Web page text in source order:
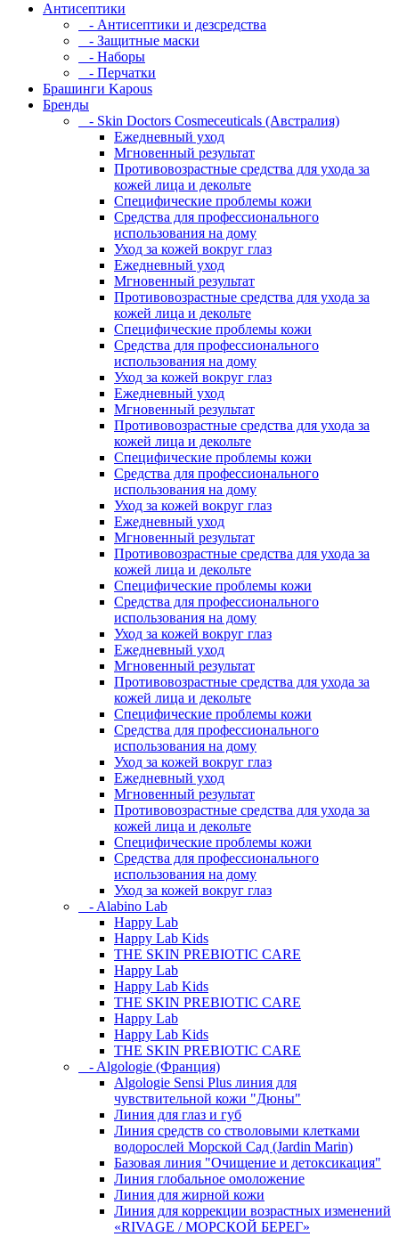
Антисептики
- Антисептики и дезсредства
- Защитные маски
- Наборы
- Перчатки
Брашинги Kapous
Бренды
- Skin Doctors Cosmeceuticals (Австралия)
Ежедневный уход
Мгновенный результат
Противовозрастные средства для ухода за
кожей лица и декольте
Специфические проблемы кожи
Средства для профессионального
использования на дому
Уход за кожей вокруг глаз
Ежедневный уход
Мгновенный результат
Противовозрастные средства для ухода за
кожей лица и декольте
Специфические проблемы кожи
Средства для профессионального
использования на дому
Уход за кожей вокруг глаз
Ежедневный уход
Мгновенный результат
Противовозрастные средства для ухода за
кожей лица и декольте
Специфические проблемы кожи
Средства для профессионального
использования на дому
Уход за кожей вокруг глаз
Ежедневный уход
Мгновенный результат
Противовозрастные средства для ухода за
кожей лица и декольте
Специфические проблемы кожи
Средства для профессионального
использования на дому
Уход за кожей вокруг глаз
Ежедневный уход
Мгновенный результат
Противовозрастные средства для ухода за
кожей лица и декольте
Специфические проблемы кожи
Средства для профессионального
использования на дому
Уход за кожей вокруг глаз
Ежедневный уход
Мгновенный результат
Противовозрастные средства для ухода за
кожей лица и декольте
Специфические проблемы кожи
Средства для профессионального
использования на дому
Уход за кожей вокруг глаз
- Alabino Lab
Happy Lab
Happy Lab Kids
THE SKIN PREBIOTIC CARE
Happy Lab
Happy Lab Kids
THE SKIN PREBIOTIC CARE
Happy Lab
Happy Lab Kids
THE SKIN PREBIOTIC CARE
- Algologie (Франция)
Algologie Sensi Plus линия для
чувcтвительной кожи "Дюны"
Линия для глаз и губ
Линия средств со стволовыми клетками
водорослей Морской Сад (Jardin Marin)
Базовая линия "Очищение и детоксикация"
Линия глобальное омоложение
Линия для жирной кожи
Линия для коррекции возрастных изменений
«RIVAGE / МОРСКОЙ БЕРЕГ»